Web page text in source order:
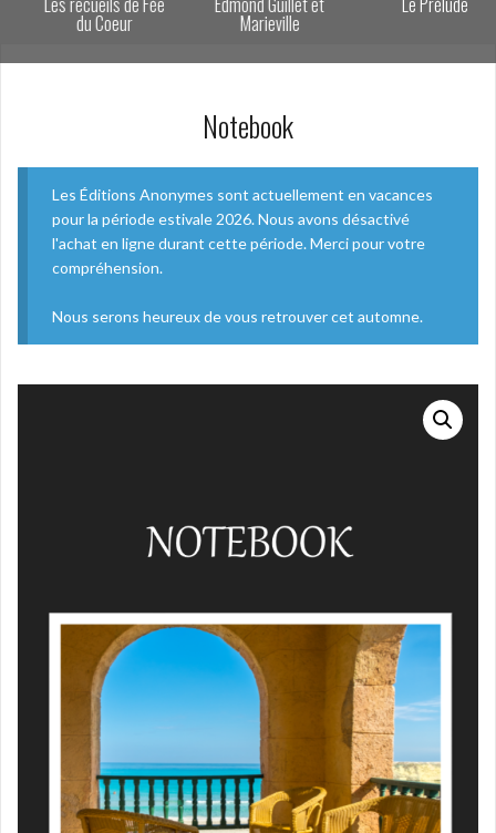
du Coeur Marieville
Notebook
Les Éditions Anonymes sont actuellement en vacances
pour la période estivale 2026. Nous avons désactivé
l'achat en ligne durant cette période. Merci pour votre
compréhension.
Nous serons heureux de vous retrouver cet automne.